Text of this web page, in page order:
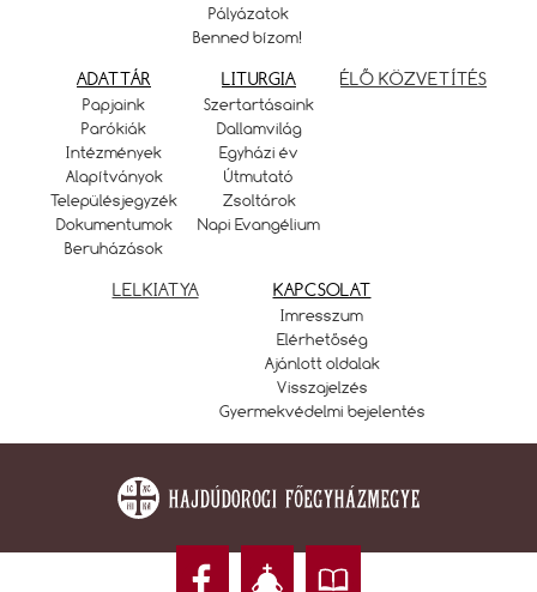
Pályázatok
Benned bízom!
ADATTÁR
Papjaink
Parókiák
Intézmények
Alapítványok
Településjegyzék
Dokumentumok
Beruházások
LITURGIA
Szertartásaink
Dallamvilág
Egyházi év
Útmutató
Zsoltárok
Napi Evangélium
ÉLŐ KÖZVETÍTÉS
LELKIATYA KAPCSOLAT
Imresszum
Elérhetőség
Ajánlott oldalak
Visszajelzés
Gyermekvédelmi bejelentés